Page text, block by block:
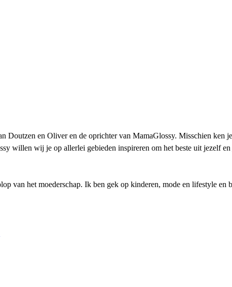
Doutzen en Oliver en de oprichter van MamaGlossy. Misschien
willen wij je op allerlei gebieden inspireren om het beste uit jezelf
van het moederschap. Ik ben gek op kinderen, mode en lifestyle